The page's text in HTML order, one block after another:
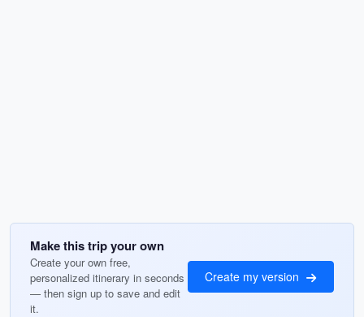
Make this trip your own
Create your own free,
personalized itinerary in seconds
— then sign up to save and edit
it.
Create my version